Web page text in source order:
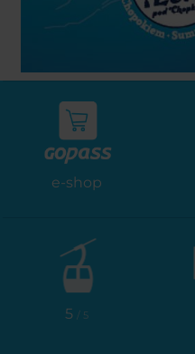
e-shop
5 / 5